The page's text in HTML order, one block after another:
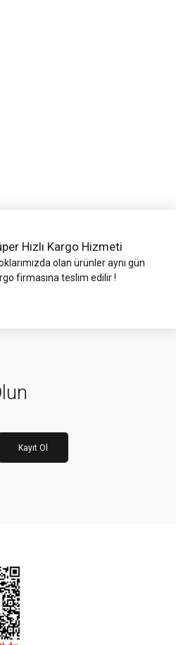
Hızlı Kargo Hizmeti
olan ürünler aynı gün
firmasına teslim edilir !
Kayıt Ol